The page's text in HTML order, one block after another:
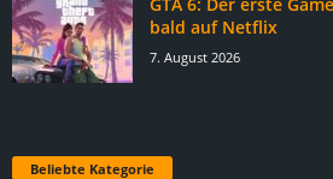
bald auf Netflix
7. August 2026
Beliebte Kategorie